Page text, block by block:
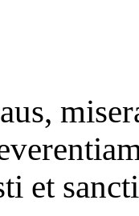
et